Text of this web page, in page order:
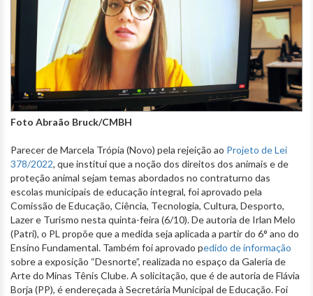
Foto Abraão Bruck/CMBH
Parecer de Marcela Trópia (Novo) pela rejeição ao Projeto de Lei
378/2022, que institui que a noção dos direitos dos animais e de
proteção animal sejam temas abordados no contraturno das
escolas municipais de educação integral, foi aprovado pela
Comissão de Educação, Ciência, Tecnologia, Cultura, Desporto,
Lazer e Turismo nesta quinta-feira (6/10). De autoria de Irlan Melo
(Patri), o PL propõe que a medida seja aplicada a partir do 6° ano do
Ensino Fundamental. Também foi aprovado pedido de informação
sobre a exposição “Desnorte”, realizada no espaço da Galeria de
Arte do Minas Tênis Clube. A solicitação, que é de autoria de Flávia
Borja (PP), é endereçada à Secretária Municipal de Educação. Foi